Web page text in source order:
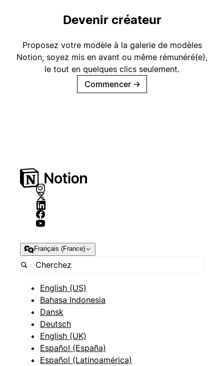
Devenir créateur
Proposez votre modèle à la galerie de modèles
Notion, soyez mis en avant ou même rémunéré(e),
le tout en quelques clics seulement.
Commencer →
Français (France)
English (US)
Bahasa Indonesia
Dansk
Deutsch
English (UK)
Español (España)
Español (Latinoamérica)